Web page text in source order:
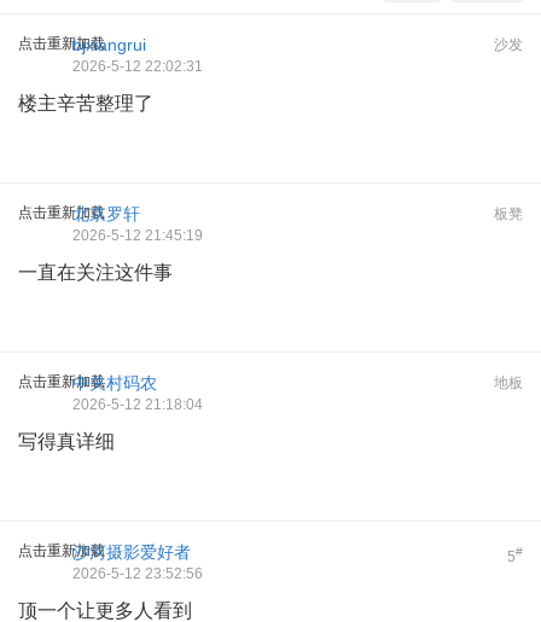
点击重新加载 沙发
bjxiangrui
2026-5-12 22:02:31
楼主辛苦整理了
点击重新加载 板凳
北京罗轩
2026-5-12 21:45:19
一直在关注这件事
点击重新加载 地板
中关村码农
2026-5-12 21:18:04
写得真详细
点击重新加载 5#
沙河摄影爱好者
2026-5-12 23:52:56
顶一个让更多人看到